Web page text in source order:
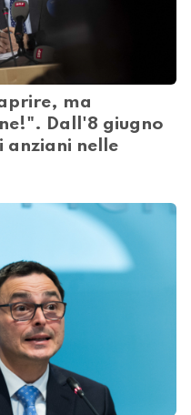
ma
Dall'8 giugno
anziani nelle